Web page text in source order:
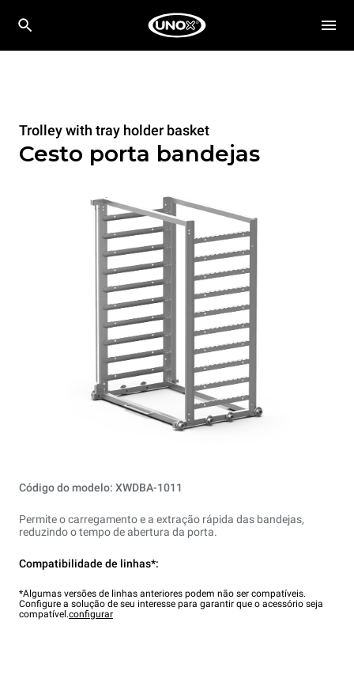
Trolley with tray holder basket
Cesto porta bandejas
Código do modelo: XWDBA-1011
Permite o carregamento e a extração rápida das bandejas,
reduzindo o tempo de abertura da porta.
Compatibilidade de linhas*:
*Algumas versões de linhas anteriores podem não ser compatíveis.
Configure a solução de seu interesse para garantir que o acessório seja
compatível.configurar